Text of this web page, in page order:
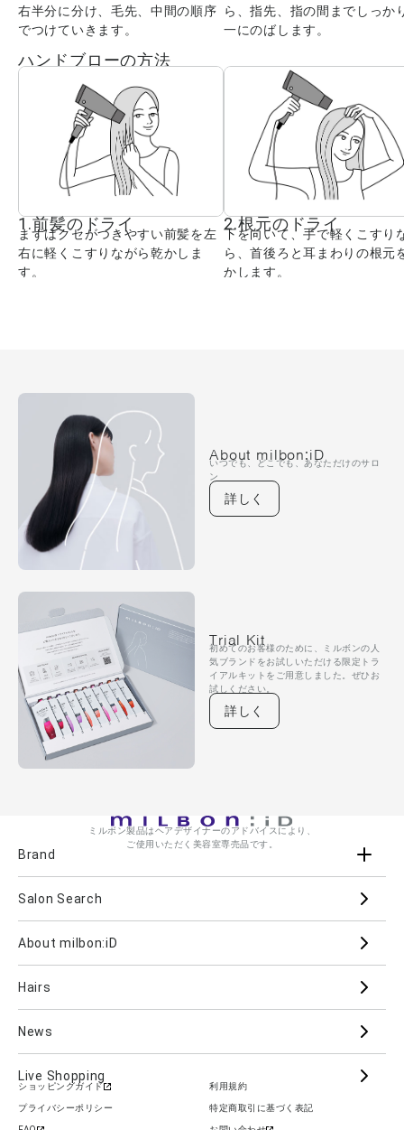
右半分に分け、毛先、中間の順序
でつけていきます。
ら、指先、指の間までしっか
一にのばします。
ハンドブローの方法
1.前髪のドライ
まずはクセがつきやすい前髪を左
右に軽くこすりながら乾かしま
す。
2.根元のドライ
下を向いて、手で軽くこすり
ら、首後ろと耳まわりの根元
かします。
About milbon:iD
いつでも、どこでも、あなただけのサロ
ン
詳しく
Trial Kit
初めてのお客様のために、ミルボンの人
気ブランドをお試しいただける限定トラ
イアルキットをご用意しました。ぜひお
試しください。
詳しく
ミルボン製品はヘアデザイナーのアドバイスにより、
ご使用いただく美容室専売品です。
Brand
Aujua milbon
PJOLI
COLOR GADGET ALANOUS
Salon Search
About milbon:iD
Hairs
News
Live Shopping
ショッピングガイド
プライバシーポリシー
利用規約
特定商取引に基づく表記